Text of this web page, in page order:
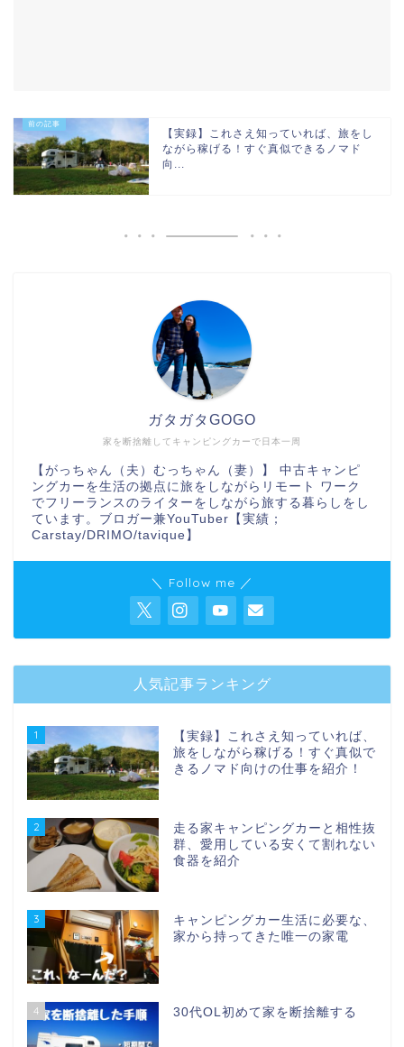
【実録】これさえ知っていれば、旅をし
ながら稼げる！すぐ真似できるノマド
向...
家を断捨離してキャンピングカーで日本一周
ガタガタGOGO
【がっちゃん（夫）むっちゃん（妻）】 中古キャンピ
ングカーを生活の拠点に旅をしながらリモート ワーク
でフリーランスのライターをしながら旅する暮らしをし
ています。ブロガー兼YouTuber【実績；
Carstay/DRIMO/tavique】
＼ Follow me ／
人気記事ランキング
1
【実録】これさえ知っていれば、
旅をしながら稼げる！すぐ真似で
きるノマド向けの仕事を紹介！
2
走る家キャンピングカーと相性抜
群、愛用している安くて割れない
食器を紹介
3
キャンピングカー生活に必要な、
家から持ってきた唯一の家電
4 30代OL初めて家を断捨離する